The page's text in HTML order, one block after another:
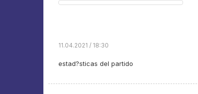
11.04.2021 / 18:30
estad?sticas del partido